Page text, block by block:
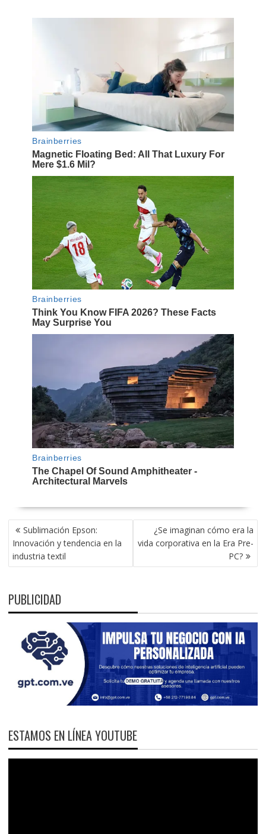
NAVEGACIÓN
DE
ENTRADAS
Sublimación Epson:
Innovación y tendencia en la
industria textil
¿Se imaginan cómo era la
vida corporativa en la Era Pre-
PC?
PUBLICIDAD
ESTAMOS EN LÍNEA YOUTUBE